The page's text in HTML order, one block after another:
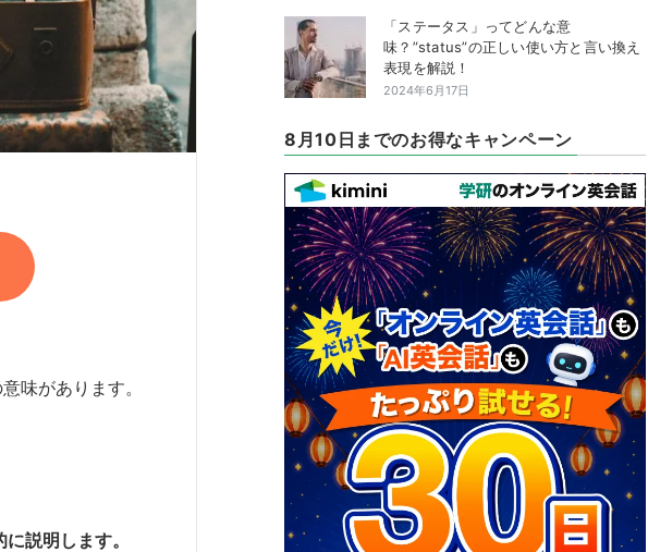
味があります。
説明します。
「ステータス」ってどんな意
味？”status”の正しい使い方と言い換え
表現を解説！
2024年6月17日
8月10日までのお得なキャンペーン